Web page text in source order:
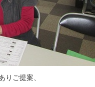
りご提案、